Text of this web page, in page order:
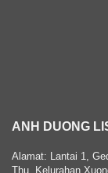
ANH DUONG
Alamat: Lantai 1,
Thu, Kelurahan